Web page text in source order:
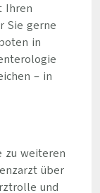
Ihren
Sie gerne
in
– in
zu weiteren
über
und